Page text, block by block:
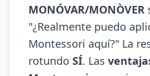
MONÓVAR/MONÒVER
"¿Realmente puedo
Montessori aquí?" La
rotundo SÍ. Las